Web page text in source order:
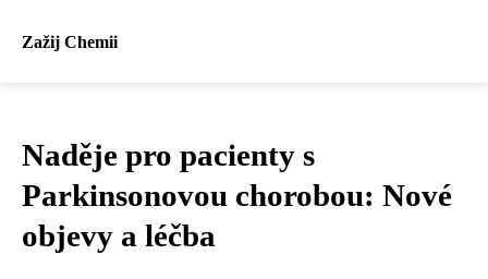
Zažij Chemii
Naděje pro pacienty s
Parkinsonovou chorobou: Nové
objevy a léčba